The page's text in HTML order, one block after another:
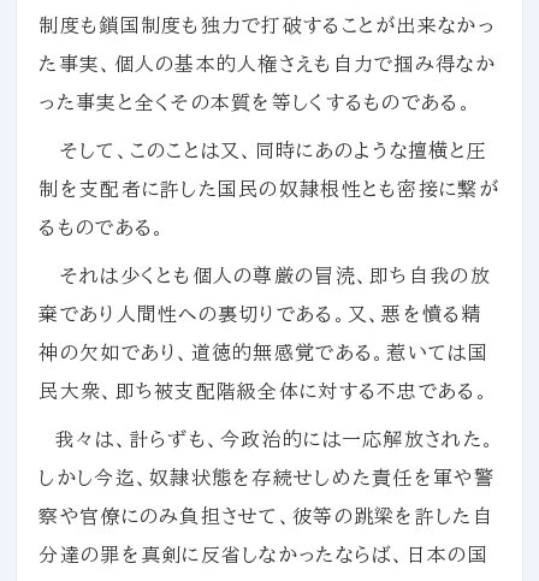
制度も鎖国制度も独力で打破することが出来なかっ
た事実、個人の基本的人権さえも自力で掴み得なか
った事実と全くその本質を等しくするものである。
そして、このことは又、同時にあのような擅横と圧
制を支配者に許した国民の奴隷根性とも密接に繋が
るものである。
それは少くとも個人の尊厳の冒涜、即ち自我の放
棄であり人間性への裏切りである。又、悪を憤る精
神の欠如であり、道徳的無感覚である。惹いては国
民大衆、即ち被支配階級全体に対する不忠である。
我々は、計らずも、今政治的には一応解放された。
しかし今迄、奴隷状態を存続せしめた責任を軍や警
察や官僚にのみ負担させて、彼等の跳梁を許した自
分達の罪を真剣に反省しなかったならば、日本の国